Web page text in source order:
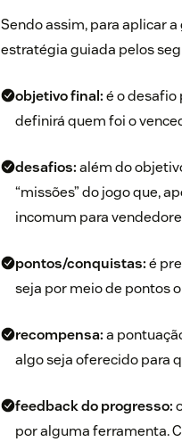
Sendo assim, para aplicar
estratégia guiada pelos
objetivo final:é o desafio
definirá quem foi o
desafios:além do
“missões” do jogo que,
incomum para
pontos/conquistas:é
seja por meio de pontos
recompensa:a
algo seja oferecido para
feedback do progresso:
por alguma ferramenta.